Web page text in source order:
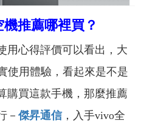
機推薦哪裡買？
心得評價可以看出，大
使用體驗，看起來是不是
購買這款手機，那麼推薦
－ 傑昇通信，入手vivo全